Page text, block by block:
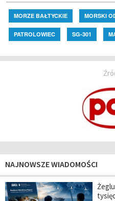
MORZE BAŁTYCKIE MORSKI
PATROLOWIEC SG-301
NAJNOWSZE WIADOMOŚCI